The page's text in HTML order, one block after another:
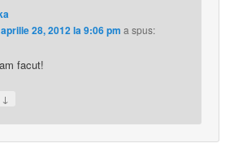
aprilie 28, 2012 la 9:06 pm a spus:
facut!
↓